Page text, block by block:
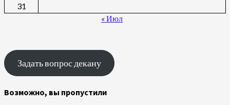
31
« Июл
Задать вопрос декану
Возможно, вы пропустили